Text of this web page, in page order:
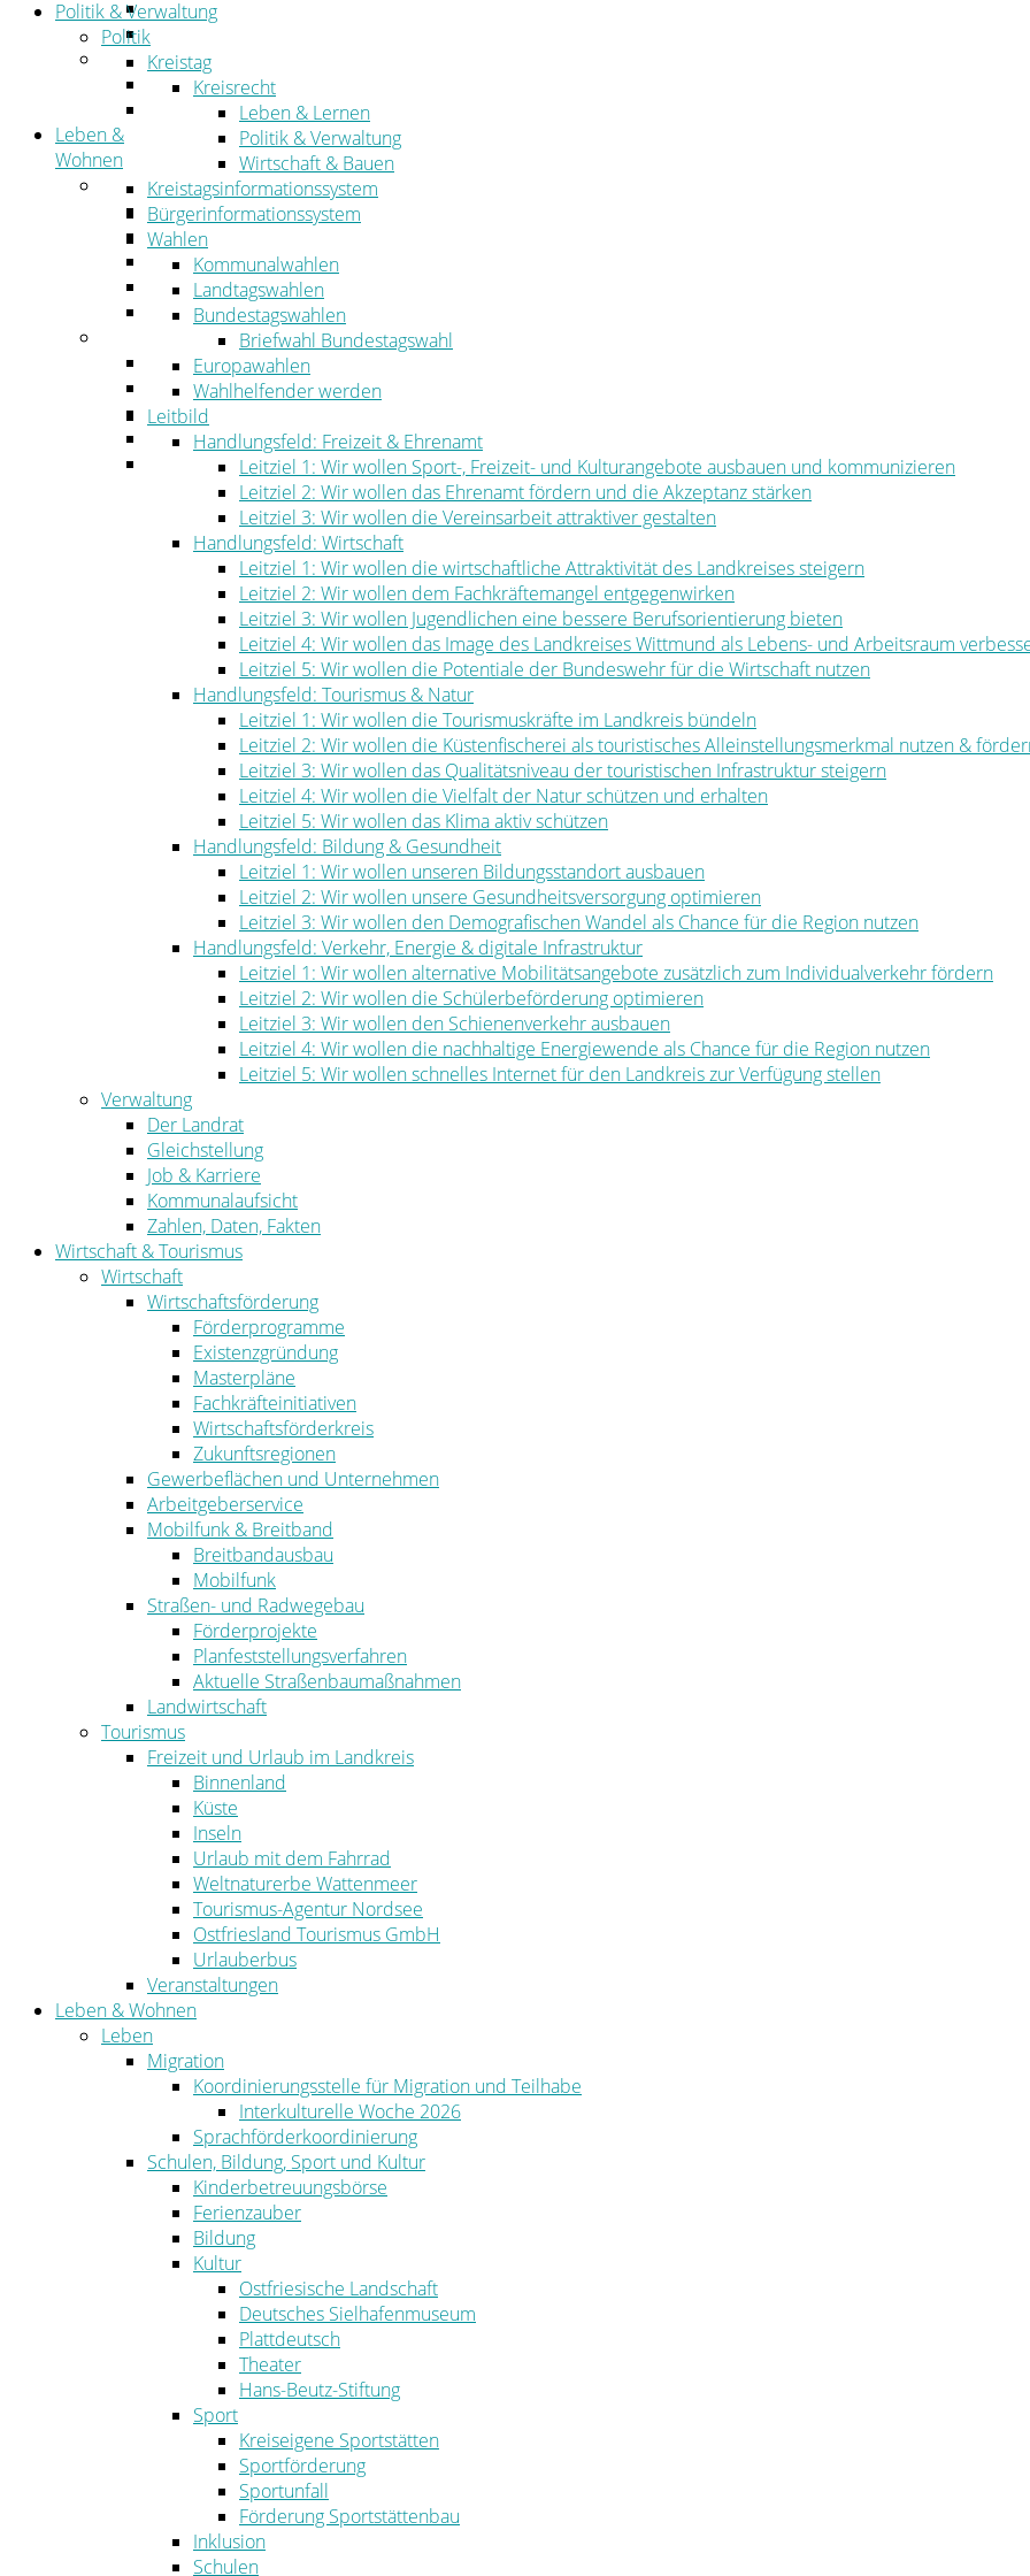
Straßen- und Radwegebau
Landwirtschaft
Tourismus
Freizeit und Urlaub im Landkreis
Veranstaltungen
Leben &
Wohnen
Leben
Migration
Schulen, Bildung, Sport und Kultur
Soziales
Gesundheit
Jugend, Familie und Senioren
Bauen und Planen
Abfall
Verkehr
Umwelt
Ordnung
Politik & Verwaltung
Politik
Kreistag
Kreisrecht
Leben & Lernen
Politik & Verwaltung
Wirtschaft & Bauen
Kreistagsinformationssystem
Bürgerinformationssystem
Wahlen
Kommunalwahlen
Landtagswahlen
Bundestagswahlen
Briefwahl Bundestagswahl
Europawahlen
Wahlhelfender werden
Leitbild
Handlungsfeld: Freizeit & Ehrenamt
Leitziel 1: Wir wollen Sport-, Freizeit- und Kulturangebote ausbauen und kommunizieren
Leitziel 2: Wir wollen das Ehrenamt fördern und die Akzeptanz stärken
Leitziel 3: Wir wollen die Vereinsarbeit attraktiver gestalten
Handlungsfeld: Wirtschaft
Leitziel 1: Wir wollen die wirtschaftliche Attraktivität des Landkreises steigern
Leitziel 2: Wir wollen dem Fachkräftemangel entgegenwirken
Leitziel 3: Wir wollen Jugendlichen eine bessere Berufsorientierung bieten
Leitziel 4: Wir wollen das Image des Landkreises Wittmund als Lebens- und Arbeitsraum
Leitziel 5: Wir wollen die Potentiale der Bundeswehr für die Wirtschaft nutzen
Handlungsfeld: Tourismus & Natur
Leitziel 1: Wir wollen die Tourismuskräfte im Landkreis bündeln
Leitziel 2: Wir wollen die Küstenfischerei als touristisches Alleinstellungsmerkmal nutzen &
Leitziel 3: Wir wollen das Qualitätsniveau der touristischen Infrastruktur steigern
Leitziel 4: Wir wollen die Vielfalt der Natur schützen und erhalten
Leitziel 5: Wir wollen das Klima aktiv schützen
Handlungsfeld: Bildung & Gesundheit
Leitziel 1: Wir wollen unseren Bildungsstandort ausbauen
Leitziel 2: Wir wollen unsere Gesundheitsversorgung optimieren
Leitziel 3: Wir wollen den Demografischen Wandel als Chance für die Region nutzen
Handlungsfeld: Verkehr, Energie & digitale Infrastruktur
Leitziel 1: Wir wollen alternative Mobilitätsangebote zusätzlich zum Individualverkehr fördern
Leitziel 2: Wir wollen die Schülerbeförderung optimieren
Leitziel 3: Wir wollen den Schienenverkehr ausbauen
Leitziel 4: Wir wollen die nachhaltige Energiewende als Chance für die Region nutzen
Leitziel 5: Wir wollen schnelles Internet für den Landkreis zur Verfügung stellen
Verwaltung
Der Landrat
Gleichstellung
Job & Karriere
Kommunalaufsicht
Zahlen, Daten, Fakten
Wirtschaft & Tourismus
Wirtschaft
Wirtschaftsförderung
Förderprogramme
Existenzgründung
Masterpläne
Fachkräfteinitiativen
Wirtschaftsförderkreis
Zukunftsregionen
Gewerbeflächen und Unternehmen
Arbeitgeberservice
Mobilfunk & Breitband
Breitbandausbau
Mobilfunk
Straßen- und Radwegebau
Förderprojekte
Planfeststellungsverfahren
Aktuelle Straßenbaumaßnahmen
Landwirtschaft
Tourismus
Freizeit und Urlaub im Landkreis
Binnenland
Küste
Inseln
Urlaub mit dem Fahrrad
Weltnaturerbe Wattenmeer
Tourismus-Agentur Nordsee
Ostfriesland Tourismus GmbH
Urlauberbus
Veranstaltungen
Leben & Wohnen
Leben
Migration
Koordinierungsstelle für Migration und Teilhabe
Interkulturelle Woche 2026
Sprachförderkoordinierung
Schulen, Bildung, Sport und Kultur
Kinderbetreuungsbörse
Ferienzauber
Bildung
Kultur
Ostfriesische Landschaft
Deutsches Sielhafenmuseum
Plattdeutsch
Theater
Hans-Beutz-Stiftung
Sport
Kreiseigene Sportstätten
Sportförderung
Sportunfall
Förderung Sportstättenbau
Inklusion
Schulen